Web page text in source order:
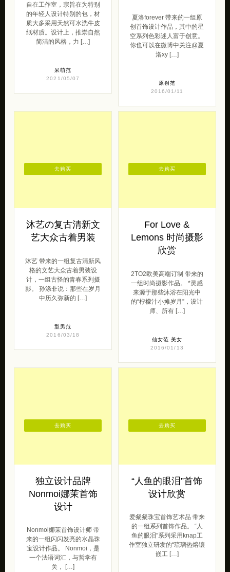
自在工作室，宗旨在为特别
的年轻人设计特别的包，材
质大多采用天然可水洗牛皮
纸材质。设计上，推崇自然
简洁的风格，力 […]
呆萌范
2021/05/07
夏洛forever 带来的一组原
创首饰设计作品，其中的星
空系列色彩迷人富于创意。
你也可以在微博中关注@夏
洛xy […]
原创范
2016/01/11
沐艺の复古清新文
艺大众古着男装
沐艺 带来的一组复古清新风
格的文艺大众古着男装设
计，一组古怪的青春系列摄
影。 孙涤非说：那些在岁月
中历久弥新的 […]
型男范
2016/03/18
去购买
For Love &
Lemons 时尚摄影
欣赏
2TO2欧美高端订制 带来的
一组时尚摄影作品。 *灵感
来源于那些沐浴在阳光中
的“柠檬汁小摊岁月”，设计
师、所有 […]
仙女范 美女
2016/01/13
去购买
独立设计品牌
Nonmoi娜茉首饰
设计
Nonmoi娜茉首饰设计师 带
来的一组闪闪发亮的水晶珠
宝设计作品。 Nonmoi，是
一个法语词汇，与哲学有
关， […]
去购买
“人鱼的眼泪”首饰
设计欣赏
爱粲粲珠宝首饰艺术品 带来
的一组系列首饰作品。 “人
鱼的眼泪”系列采用knap工
作室独立研发的“琉璃热熔镶
嵌工 […]
去购买